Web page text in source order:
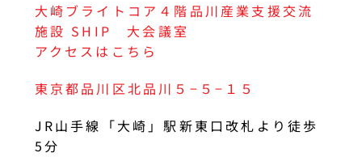
大崎ブライトコア４階品川産業支援交流
施設 SHIP 大会議室
アクセスはこちら
東京都品川区北品川５−５−１５
JR山手線「大崎」駅新東口改札より徒歩
5分